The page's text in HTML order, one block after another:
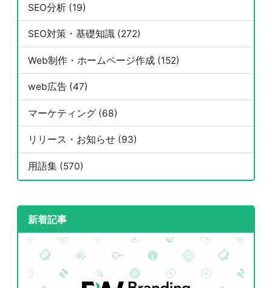
SEO分析 (19)
SEO対策・基礎知識 (272)
Web制作・ホームページ作成 (152)
web広告 (47)
マーケティング (68)
リリース・お知らせ (93)
用語集 (570)
新着記事